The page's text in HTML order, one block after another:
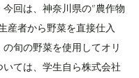
回は、神奈川県の”農作物
産者から野菜を直接仕入
旬の野菜を使用してオリ
ては、学生自ら株式会社